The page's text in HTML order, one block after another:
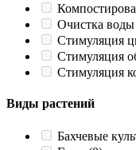
Очистка
Стимуляция
Стимуляция
Стимуляция
Виды растений
Бахчевые